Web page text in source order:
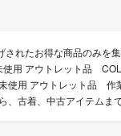
れたお得な商品のみを
用 アウトレット品
用 アウトレット品 作
古着、中古アイテムま